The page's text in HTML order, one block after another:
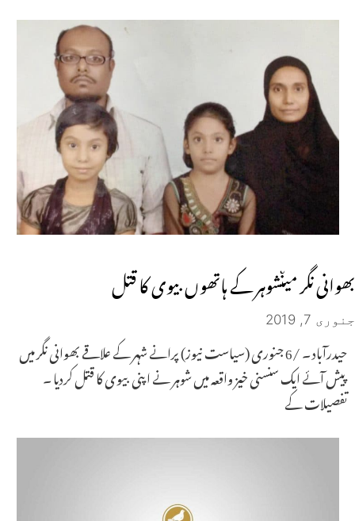
بھوانی نگر میںشوہر کے ہاتھوں بیوی کا قتل
جنوری 7, 2019
حیدرآباد ۔ /6 جنوری (سیاست نیوز) پرانے شہر کے علاقے بھوانی نگر میں
پیش آئے ایک سنسنی خیز واقعہ میں شوہر نے اپنی بیوی کا قتل کردیا ۔
تفصیلات کے